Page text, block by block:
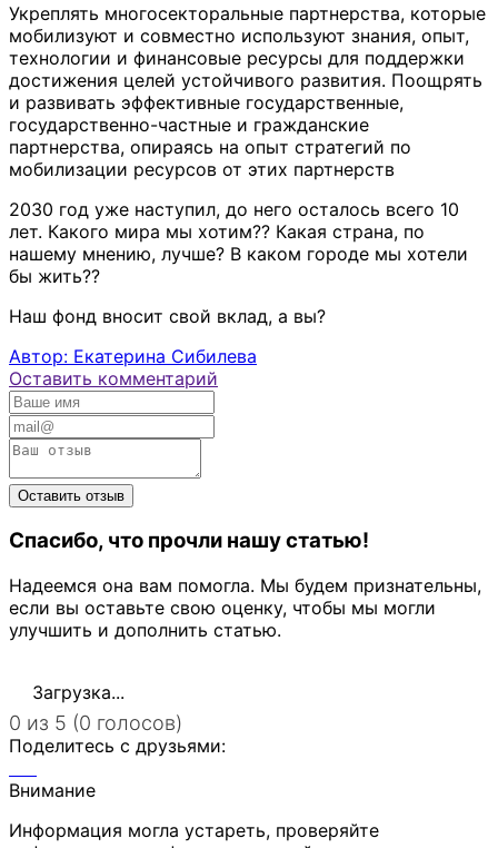
Укреплять многосекторальные партнерства, которые
мобилизуют и совместно используют знания, опыт,
технологии и финансовые ресурсы для поддержки
достижения целей устойчивого развития. Поощрять
и развивать эффективные государственные,
государственно-частные и гражданские
партнерства, опираясь на опыт стратегий по
мобилизации ресурсов от этих партнерств
2030 год уже наступил, до него осталось всего 10
лет. Какого мира мы хотим?? Какая страна, по
нашему мнению, лучше? В каком городе мы хотели
бы жить??
Наш фонд вносит свой вклад, а вы?
Автор: Екатерина Сибилева
Оставить комментарий
Спасибо, что прочли нашу статью!
Надеемся она вам помогла. Мы будем признательны,
если вы оставьте свою оценку, чтобы мы могли
улучшить и дополнить статью.
Загрузка...
0 из 5 (0 голосов)
Поделитесь с друзьями:
Внимание
Информация могла устареть, проверяйте